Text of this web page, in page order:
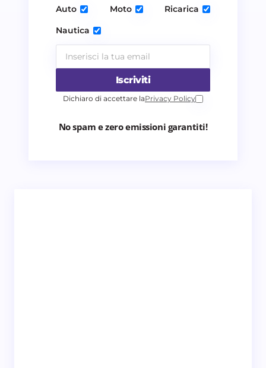
Auto Moto
Ricarica
Nautica
Iscriviti
Dichiaro di accettare laPrivacy Policy
No spam e zero emissioni garantiti!